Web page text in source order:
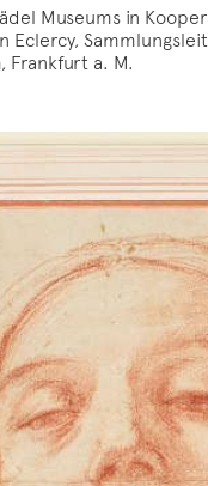
Museums in
Eclercy,
Frankfurt a. M.